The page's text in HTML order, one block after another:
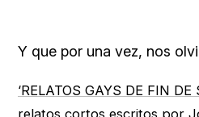
Y que por una vez, nos
‘RELATOS GAYS DE FIN DE
relatos cortos escritos por